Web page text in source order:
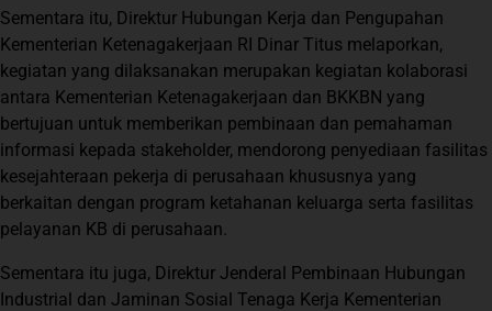
Sementara itu, Direktur Hubungan Kerja dan Pengupahan
Kementerian Ketenagakerjaan RI Dinar Titus melaporkan,
kegiatan yang dilaksanakan merupakan kegiatan kolaborasi
antara Kementerian Ketenagakerjaan dan BKKBN yang
bertujuan untuk memberikan pembinaan dan pemahaman
informasi kepada stakeholder, mendorong penyediaan fasilitas
kesejahteraan pekerja di perusahaan khususnya yang
berkaitan dengan program ketahanan keluarga serta fasilitas
pelayanan KB di perusahaan.
Sementara itu juga, Direktur Jenderal Pembinaan Hubungan
Industrial dan Jaminan Sosial Tenaga Kerja Kementerian